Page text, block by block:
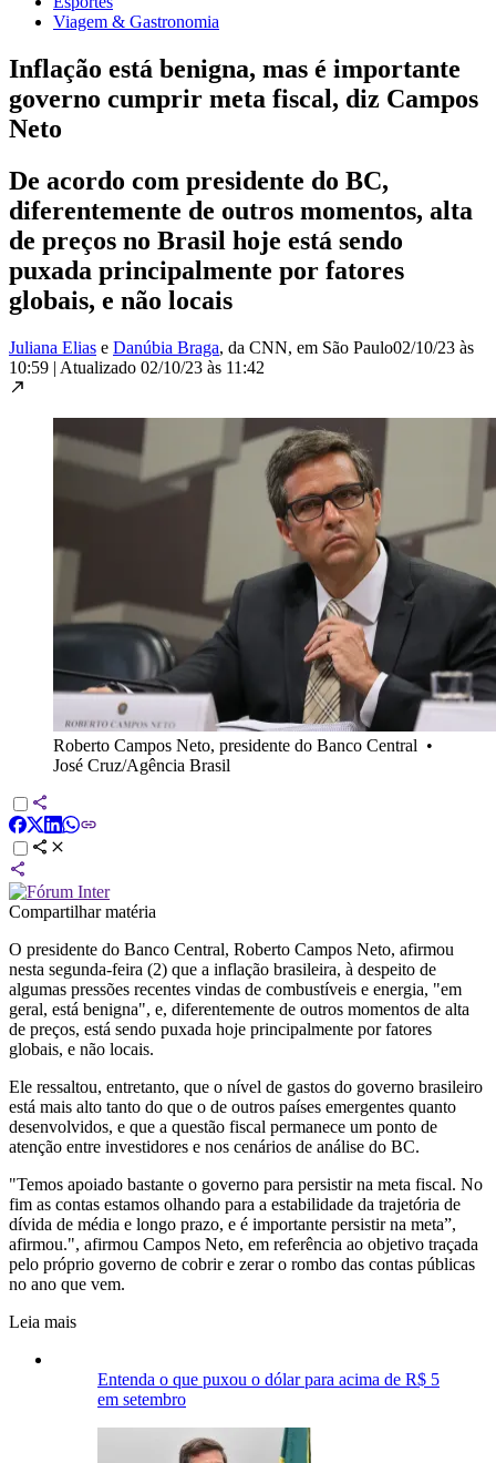
Viagem & Gastronomia
Inflação está benigna, mas é importante
governo cumprir meta fiscal, diz Campos
Neto
De acordo com presidente do BC,
diferentemente de outros momentos, alta
de preços no Brasil hoje está sendo
puxada principalmente por fatores
globais, e não locais
Juliana Elias e Danúbia Braga, da CNN, em São Paulo02/10/23 às
10:59 | Atualizado 02/10/23 às 11:42
Roberto Campos Neto, presidente do Banco Central •
José Cruz/Agência Brasil
Compartilhar matéria
O presidente do Banco Central, Roberto Campos Neto, afirmou
nesta segunda-feira (2) que a inflação brasileira, à despeito de
algumas pressões recentes vindas de combustíveis e energia, "em
geral, está benigna", e, diferentemente de outros momentos de alta
de preços, está sendo puxada hoje principalmente por fatores
globais, e não locais.
Ele ressaltou, entretanto, que o nível de gastos do governo brasileiro
está mais alto tanto do que o de outros países emergentes quanto
desenvolvidos, e que a questão fiscal permanece um ponto de
atenção entre investidores e nos cenários de análise do BC.
"Temos apoiado bastante o governo para persistir na meta fiscal. No
fim as contas estamos olhando para a estabilidade da trajetória de
dívida de média e longo prazo, e é importante persistir na meta”,
afirmou.", afirmou Campos Neto, em referência ao objetivo traçada
pelo próprio governo de cobrir e zerar o rombo das contas públicas
no ano que vem.
Leia mais
Entenda o que puxou o dólar para acima de R$ 5
em setembro